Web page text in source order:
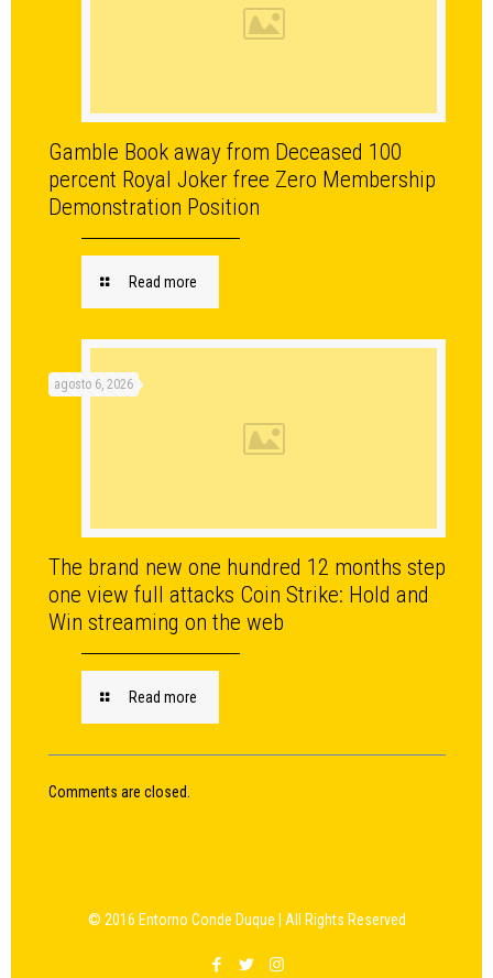
Gamble Book away from Deceased 100
percent Royal Joker free Zero Membership
Demonstration Position
Read more
agosto 6, 2026
The brand new one hundred 12 months step
one view full attacks Coin Strike: Hold and
Win streaming on the web
Read more
Comments are closed.
© 2016 Entorno Conde Duque | All Rights Reserved